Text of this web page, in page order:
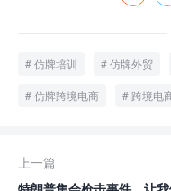
仿牌培训 仿牌外贸
仿牌跨境电商 跨境电
上一篇